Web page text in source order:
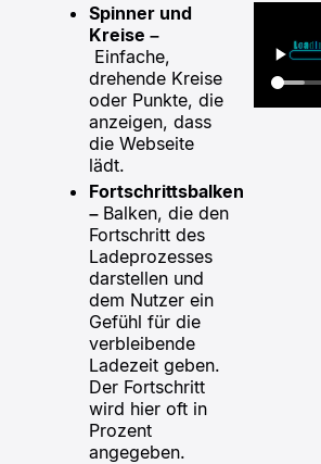
Spinner und
Kreise –
Einfache,
drehende Kreise
oder Punkte, die
anzeigen, dass
die Webseite
lädt.
Fortschrittsbalken
– Balken, die den
Fortschritt des
Ladeprozesses
darstellen und
dem Nutzer ein
Gefühl für die
verbleibende
Ladezeit geben.
Der Fortschritt
wird hier oft in
Prozent
angegeben.